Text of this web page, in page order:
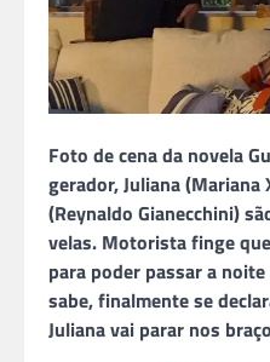
Foto de cena da novela
gerador, Juliana (Mariana
(Reynaldo Gianecchini)
velas. Motorista finge
para poder passar a
sabe, finalmente se
Juliana vai parar nos